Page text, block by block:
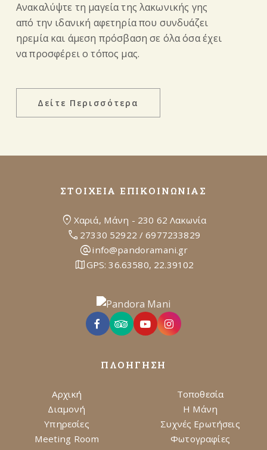
Ανακαλύψτε τη μαγεία της λακωνικής γης
από την ιδανική αφετηρία που συνδυάζει
ηρεμία και άμεση πρόσβαση σε όλα όσα έχει
να προσφέρει ο τόπος μας.
Δείτε Περισσότερα
ΣΤΟΙΧΕΙΑ EΠΙΚΟΙΝΩΝΙΑΣ
location_on Χαριά, Μάνη - 230 62 Λακωνία
call 27330 52922 /6977233829
alternate_emailinfo@pandoramani.gr
mapGPS:36.63580, 22.39102
ΠΛΟΗΓΗΣΗ
Αρχική
Διαμονή
Υπηρεσίες
Meeting Room
Τοποθεσία
Η Μάνη
Συχνές Ερωτήσεις
Φωτογραφίες